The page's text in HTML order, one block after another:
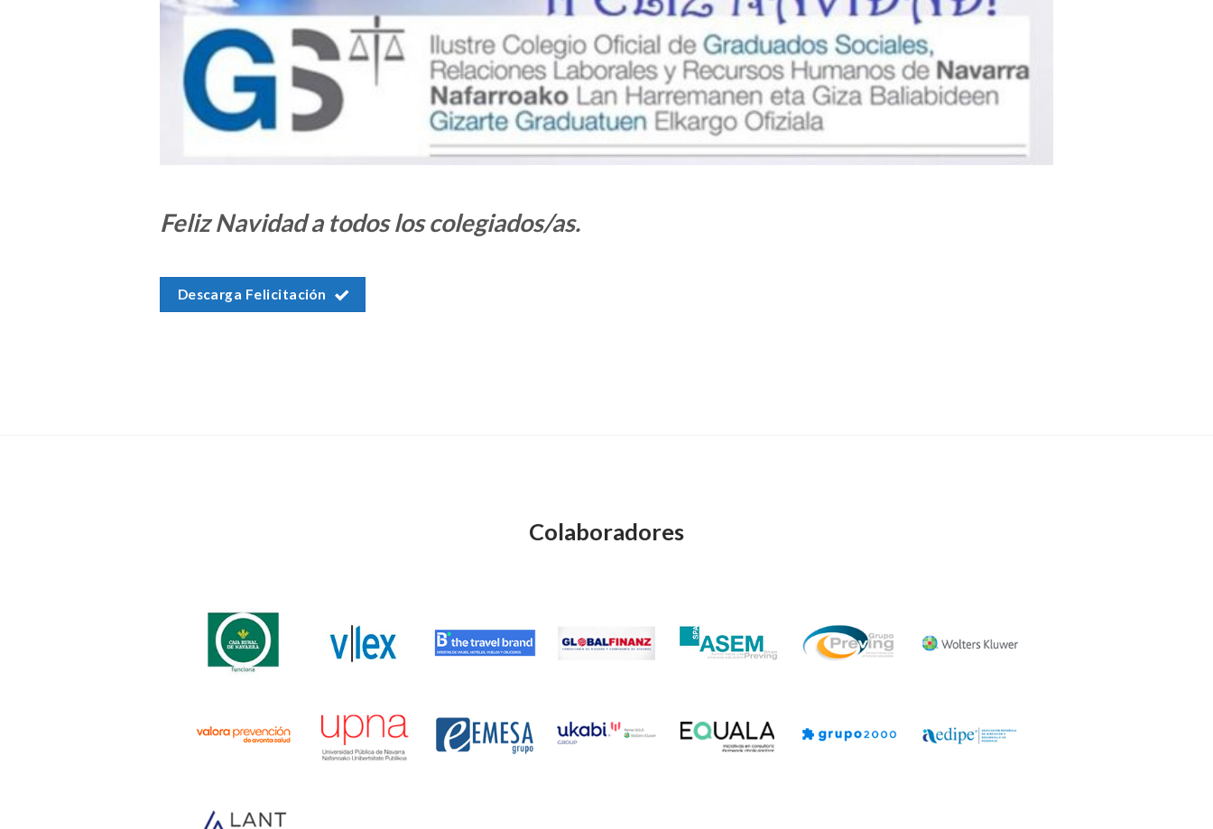
Feliz Navidad a todos los colegiados/as.
Descarga Felicitación
Colaboradores